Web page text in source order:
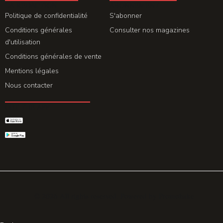
Politique de confidentialité
Conditions générales
d'utilisation
Conditions générales de vente
Mentions légales
Nous contacter
S'abonner
Consulter nos magazines